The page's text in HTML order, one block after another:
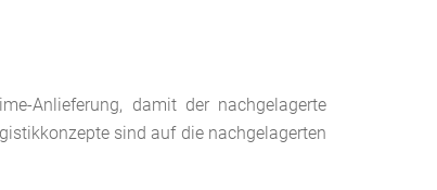
Anlieferung, damit der nachgelagerte
sind auf die nachgelagerten